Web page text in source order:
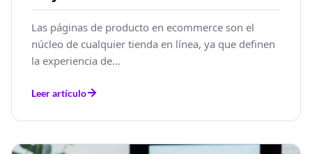
Las páginas de producto en ecommerce son el
núcleo de cualquier tienda en línea, ya que definen
la experiencia de...
Leer artículo